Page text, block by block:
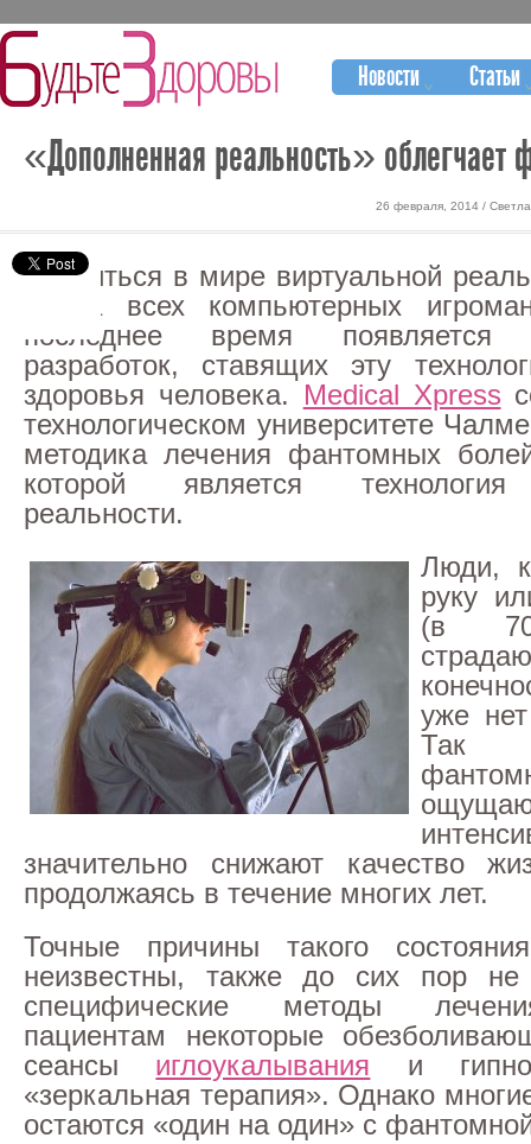
Новости Статьи
«Дополненная реальность» облегчает
26 февраля, 2014 /
Очутиться в мире виртуальной
мечта всех компьютерных
последнее время
разработок, ставящих эту
здоровья человека. Medical Xpress
технологическом университете
методика лечения фантомных
которой является технология
реальности.
Люди,
руку
(в
уже
Так
значительно снижают качество
продолжаясь в течение многих лет.
Точные причины такого
неизвестны, также до сих пор
специфические методы
пациентам некоторые
сеансы иглоукалывания и
«зеркальная терапия». Однако
остаются «один на один» с